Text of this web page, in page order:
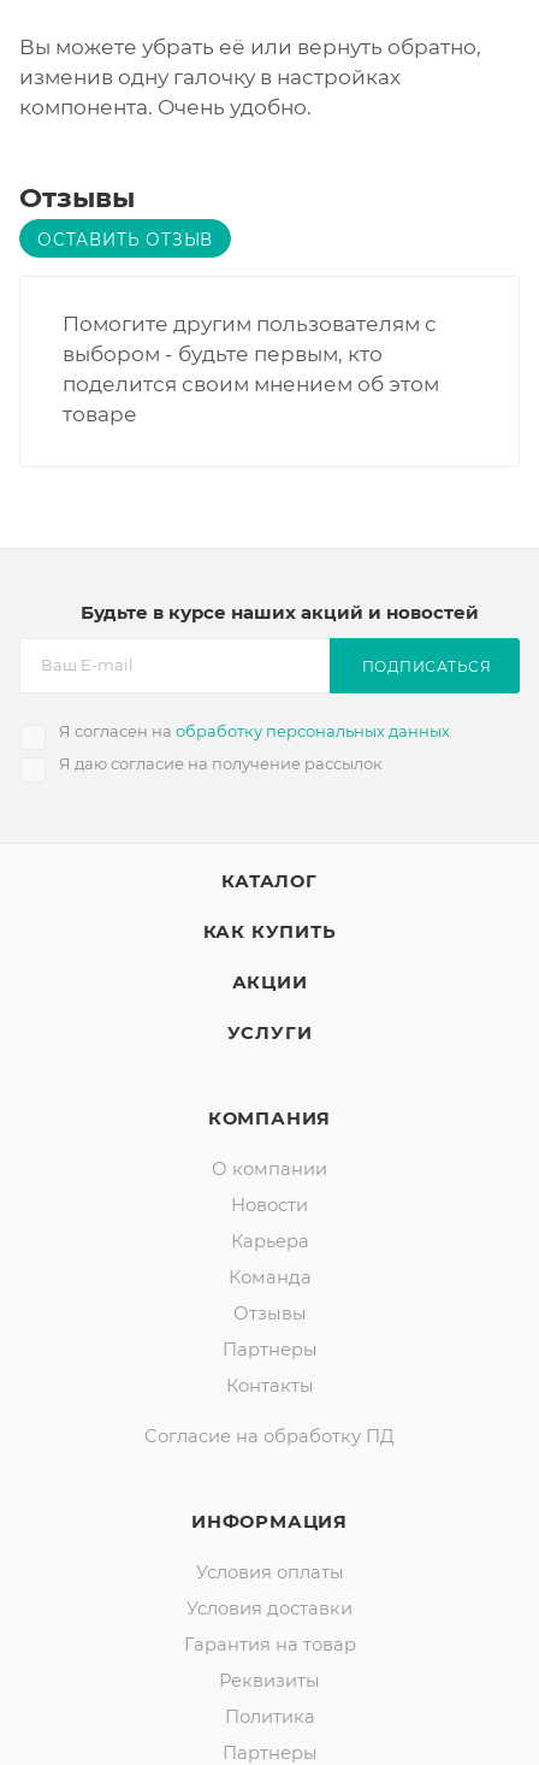
Вы можете убрать её или вернуть обратно,
изменив одну галочку в настройках
компонента. Очень удобно.
Отзывы
ОСТАВИТЬ ОТЗЫВ
Помогите другим пользователям с
выбором - будьте первым, кто
поделится своим мнением об этом
товаре
Будьте в курсе наших акций и новостей
Я согласен на обработку персональных данных
Я даю согласие на получение рассылок
ПОДПИСАТЬСЯ
КАТАЛОГ
КАК КУПИТЬ
АКЦИИ
УСЛУГИ
КОМПАНИЯ
О компании
Новости
Карьера
Команда
Отзывы
Партнеры
Контакты
Согласие на обработку ПД
ИНФОРМАЦИЯ
Условия оплаты
Условия доставки
Гарантия на товар
Реквизиты
Политика
Партнеры